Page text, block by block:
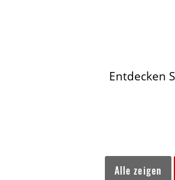
Entdecken
Alle zeigen